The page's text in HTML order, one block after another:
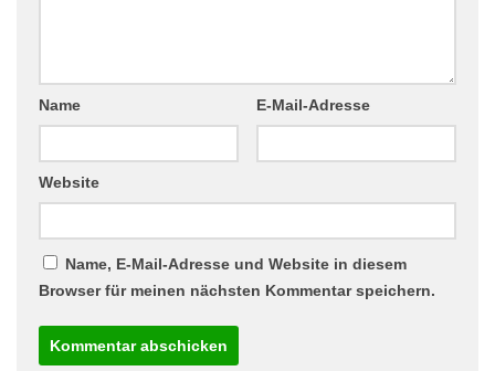
Name E-Mail-Adresse
Website
Name, E-Mail-Adresse und Website in diesem
Browser für meinen nächsten Kommentar speichern.